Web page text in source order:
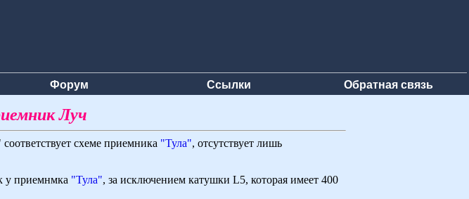
Форум Ссылки Обратная связь
Луч
схеме приемника "Тула", отсутствует лишь
у приемнмка "Тула", за исключением катушки L5, которая имеет 400